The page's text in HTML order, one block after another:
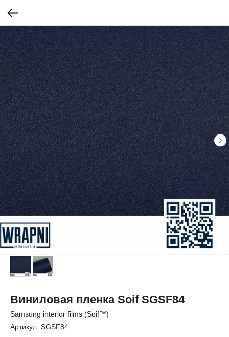
Виниловая пленка Soif SGSF84
Samsung interior films (Soif™)
Артикул: SGSF84